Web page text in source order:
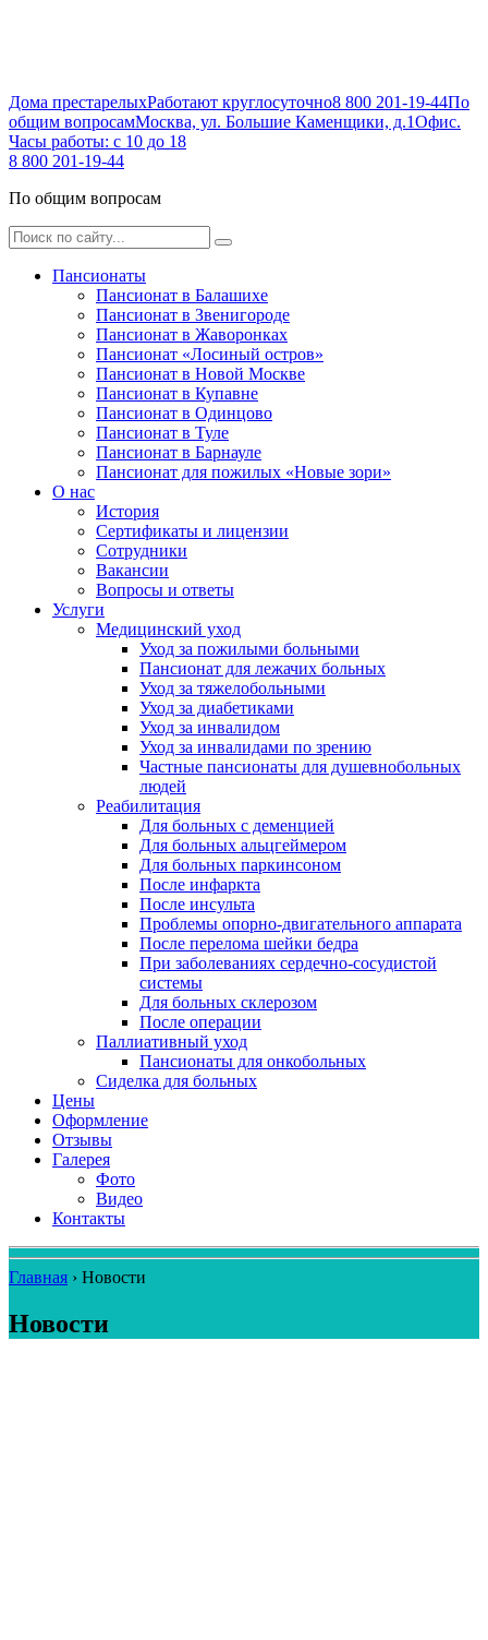
Дома престарелыхРаботают круглосуточно8 800 201-19-44По
общим вопросамМосква, ул. Большие Каменщики, д.1Офис.
Часы работы: с 10 до 18
8 800 201-19-44
По общим вопросам
Пансионаты
Пансионат в Балашихе
Пансионат в Звенигороде
Пансионат в Жаворонках
Пансионат «Лосиный остров»
Пансионат в Новой Москве
Пансионат в Купавне
Пансионат в Одинцово
Пансионат в Туле
Пансионат в Барнауле
Пансионат для пожилых «Новые зори»
О нас
История
Сертификаты и лицензии
Сотрудники
Вакансии
Вопросы и ответы
Услуги
Медицинский уход
Уход за пожилыми больными
Пансионат для лежачих больных
Уход за тяжелобольными
Уход за диабетиками
Уход за инвалидом
Уход за инвалидами по зрению
Частные пансионаты для душевнобольных
людей
Реабилитация
Для больных с деменцией
Для больных альцгеймером
Для больных паркинсоном
После инфаркта
После инсульта
Проблемы опорно-двигательного аппарата
После перелома шейки бедра
При заболеваниях сердечно-сосудистой
системы
Для больных склерозом
После операции
Паллиативный уход
Пансионаты для онкобольных
Сиделка для больных
Цены
Оформление
Отзывы
Галерея
Фото
Видео
Контакты
Главная › Новости
Новости